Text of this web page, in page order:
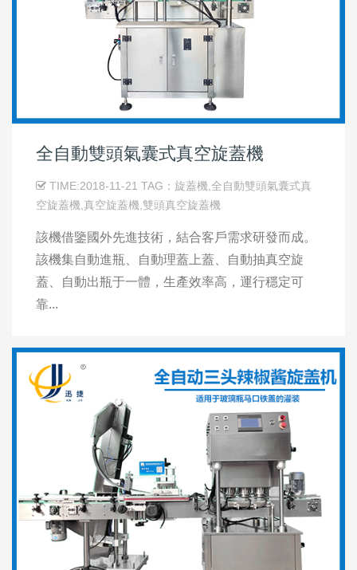
全自動雙頭氣囊式真空旋蓋機
TIME:2018-11-21 TAG：旋蓋機,全自動雙頭氣囊式真
空旋蓋機,真空旋蓋機,雙頭真空旋蓋機
該機借鑒國外先進技術，結合客戶需求研發而成。
該機集自動進瓶、自動理蓋上蓋、自動抽真空旋
蓋、自動出瓶于一體，生產效率高，運行穩定可
靠...